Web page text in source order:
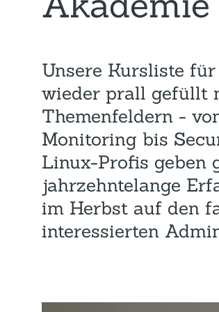
Unsere Kursliste
wieder prall gefüllt
Themenfeldern -
Monitoring bis
Linux-Profis geben
jahrzehntelange
im Herbst auf den
interessierten